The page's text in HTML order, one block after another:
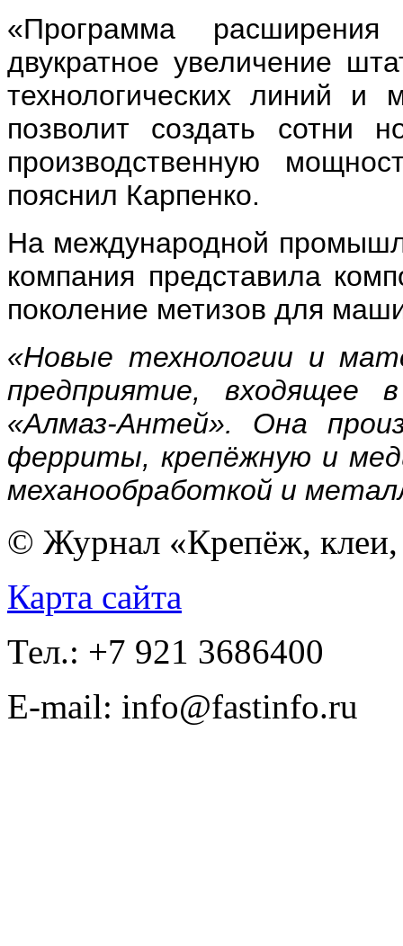
«Программа расширения
двукратное увеличение
технологических линий и
позволит создать сотни
производственную
пояснил Карпенко.
На международной
компания представила
поколение метизов для
«Новые технологии и
предприятие,
«Алмаз-Антей». Она
ферриты, крепёжную и
механообработкой и
© Журнал «Крепёж, клеи,
Карта сайта
Тел.: +7 921 3686400
E-mail: info@fastinfo.ru